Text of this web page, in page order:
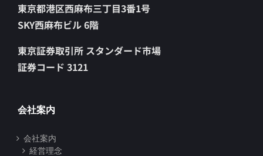
東京都港区西麻布三丁目3番1号
SKY西麻布ビル 6階
東京証券取引所 スタンダード市場
証券コード 3121
会社案内
会社案内
経営理念